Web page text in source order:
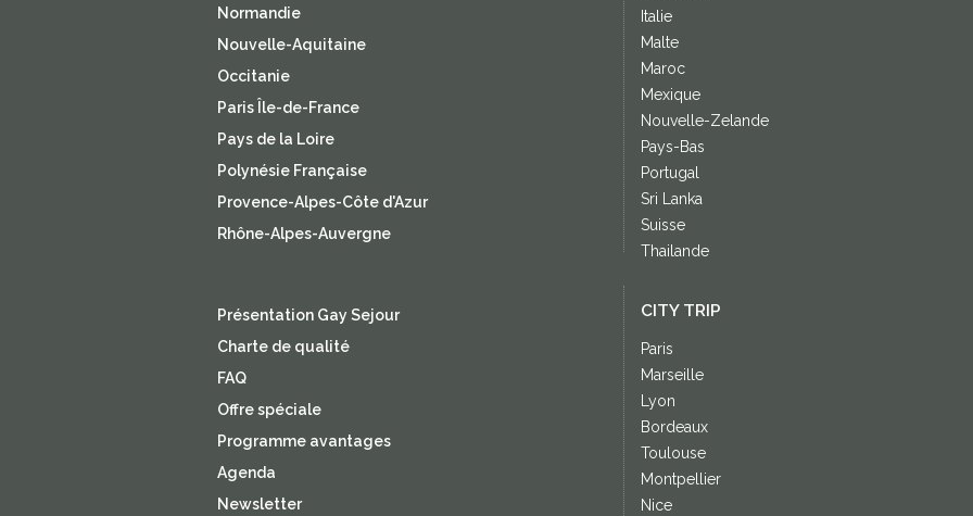
Normandie
Nouvelle-Aquitaine
Occitanie
Paris Île-de-France
Pays de la Loire
Polynésie Française
Provence-Alpes-Côte d'Azur
Rhône-Alpes-Auvergne
Italie
Malte
Maroc
Mexique
Nouvelle-Zelande
Pays-Bas
Portugal
Sri Lanka
Suisse
Thailande
Présentation Gay Sejour
Charte de qualité
FAQ
Offre spéciale
Programme avantages
Agenda
Newsletter
CITY TRIP
Paris
Marseille
Lyon
Bordeaux
Toulouse
Montpellier
Nice